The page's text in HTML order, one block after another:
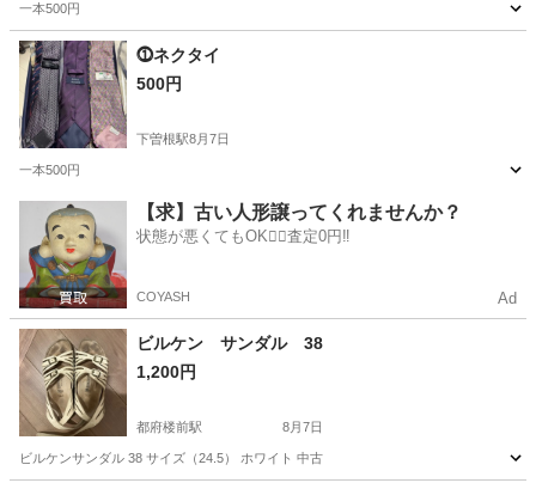
一本500円
福岡 北九州市 下曽根駅
⓵ネクタイ
500円
下曽根駅8月7日
一本500円
北九州市 下曽根駅 小物
【求】古い人形譲ってくれませんか？
状態が悪くてもOK🙆‍♀️査定0円‼️
COYASH Ad
ビルケン サンダル 38
1,200円
都府楼前駅 8月7日
ビルケンサンダル 38 サイズ（24.5） ホワイト 中古